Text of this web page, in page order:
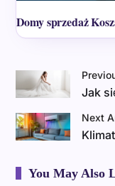
Domy sprzedaż
Jak
Next
You May Also